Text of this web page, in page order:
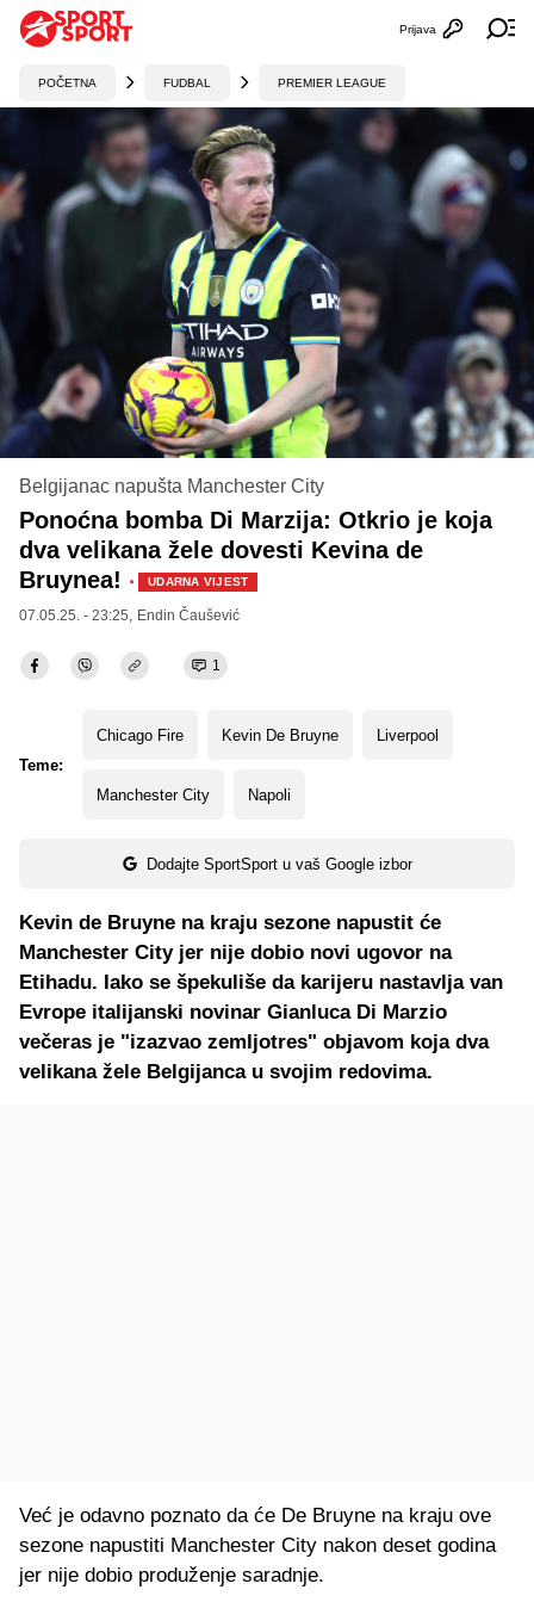
Otvori
Prijava
POČETNA FUDBAL PREMIER LEAGUE
Belgijanac napušta Manchester City
Ponoćna bomba Di Marzija: Otkrio je koja
dva velikana žele dovesti Kevina de
Bruynea! · UDARNA VIJEST
07.05.25. - 23:25, Endin Čaušević
1
Teme:
Chicago Fire Kevin De Bruyne Liverpool
Manchester City Napoli
Dodajte SportSport u vaš Google izbor
Kevin de Bruyne na kraju sezone napustit će
Manchester City jer nije dobio novi ugovor na
Etihadu. Iako se špekuliše da karijeru nastavlja van
Evrope italijanski novinar Gianluca Di Marzio
večeras je "izazvao zemljotres" objavom koja dva
velikana žele Belgijanca u svojim redovima.
Već je odavno poznato da će De Bruyne na kraju ove
sezone napustiti Manchester City nakon deset godina
jer nije dobio produženje saradnje.